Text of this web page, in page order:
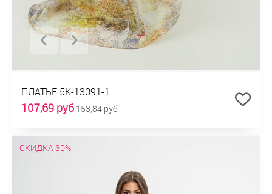
ПЛАТЬЕ 5К-13091-1
107,69 руб153,84 руб
СКИДКА 30%